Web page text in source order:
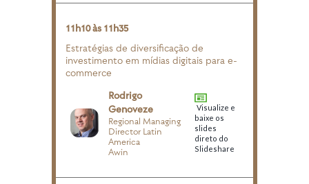
11h10 às 11h35
Estratégias de diversificação de
investimento em mídias digitais para e-
commerce
Rodrigo
Genoveze
Regional Managing
Director Latin
America
Awin
Visualize e
baixe os
slides
direto do
Slideshare